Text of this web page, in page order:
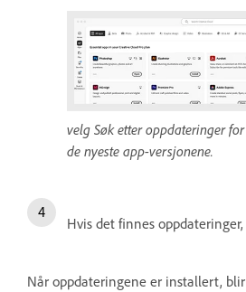
velg Søk etter oppdateringer
de nyeste app-versjonene.
Hvis det finnes
Når oppdateringene er installert,